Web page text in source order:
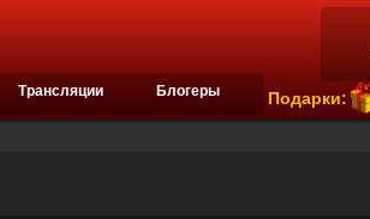
Подарки:
Трансляции Блогеры